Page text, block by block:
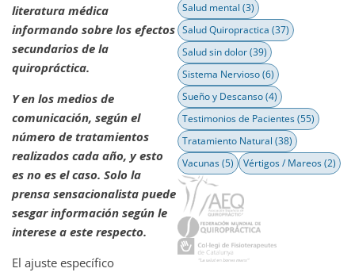
literatura médica
informando sobre los efectos
secundarios de la
quiropráctica.
Y en los medios de
comunicación, según el
número de tratamientos
realizados cada año, y esto
es no es el caso. Solo la
prensa sensacionalista puede
sesgar información según le
interese a este respecto.
El ajuste específico
Salud mental (3)
Salud Quiropractica (37)
Salud sin dolor(39)
Sistema Nervioso(6)
Sueño y Descanso(4)
Testimonios de Pacientes(55)
Tratamiento Natural (38)
Vacunas(5) Vértigos / Mareos(2)